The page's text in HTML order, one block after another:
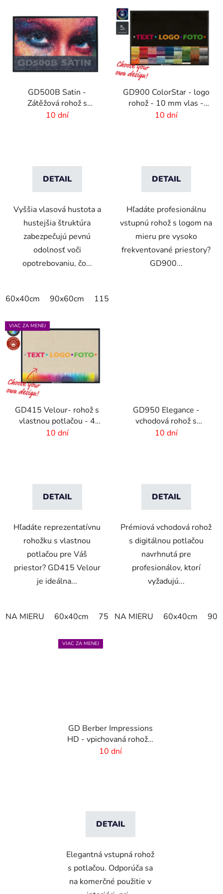
GD500B Satin -
Zátěžová rohož s
digitálnou potlačou a
10 dní
DETAIL
Vyššia vlasová hustota a
hustejšia štruktúra
zabezpečujú pevnú
odolnosť voči
opotrebovaniu, čo...
60x40cm 90x60cm 115x115cm
GD900 ColorStar - logo
rohož - 10 mm vlas -
rozmer na mieru
10 dní
DETAIL
Hľadáte profesionálnu
vstupnú rohož s logom na
mieru pre vysoko
frekventované priestory?
GD900...
VIAC ZA MENEJ
GD415 Velour- rohož s
vlastnou potlačou - 4
mm vlas
10 dní
DETAIL
Hľadáte reprezentatívnu
rohožku s vlastnou
potlačou pre Váš
priestor? GD415 Velour
je ideálna...
NA MIERU 60x40cm 75x50cm 75x60cm 85x60cm
GD950 Elegance -
vchodová rohož s
digitálnou potlačou - 6
10 dní
DETAIL
Prémiová vchodová rohož
s digitálnou potlačou
navrhnutá pre
profesionálov, ktorí
vyžadujú...
NA MIERU 60x40cm
VIAC ZA MENEJ
GD Berber Impressions
HD - vpichovaná rohož s
logom
10 dní
DETAIL
Elegantná vstupná rohož
s potlačou. Odporúča sa
na komerčné použitie v